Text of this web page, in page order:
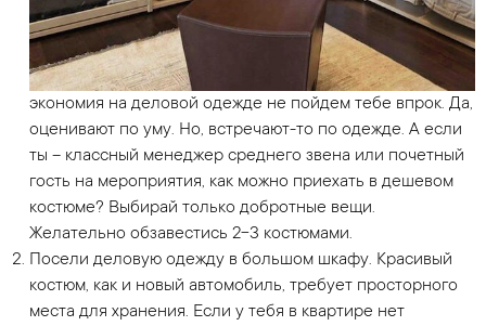
экономия на деловой одежде не пойдем тебе впрок. Да,
оценивают по уму. Но, встречают-то по одежде. А если
ты – классный менеджер среднего звена или почетный
гость на мероприятия, как можно приехать в дешевом
костюме? Выбирай только добротные вещи.
Желательно обзавестись 2-3 костюмами.
Посели деловую одежду в большом шкафу. Красивый
костюм, как и новый автомобиль, требует просторного
места для хранения. Если у тебя в квартире нет